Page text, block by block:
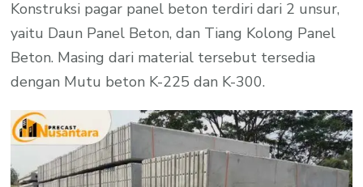
Konstruksi pagar panel beton terdiri dari 2 unsur,
yaitu Daun Panel Beton, dan Tiang Kolong Panel
Beton. Masing dari material tersebut tersedia
dengan Mutu beton K-225 dan K-300.